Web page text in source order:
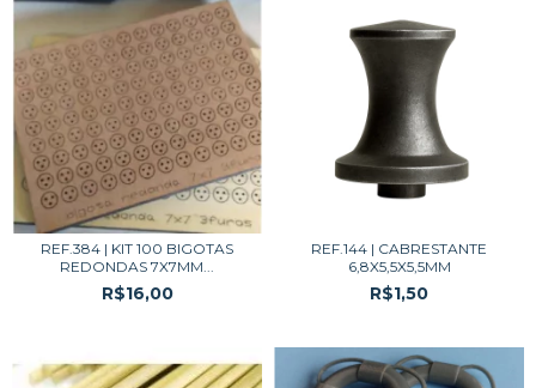
REF.384 | KIT 100 BIGOTAS
REDONDAS 7X7MM...
R$16,00
REF.144 | CABRESTANTE
6,8X5,5X5,5MM
R$1,50